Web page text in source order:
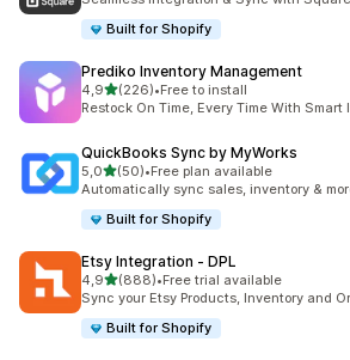
Built for Shopify
Prediko Inventory Management
4,95 yıldız üzerinden
(226)
toplam 226 değerlendirme
•Free to install
Restock On Time, Every Time With
QuickBooks Sync by MyWorks
5,05 yıldız üzerinden
(50)
toplam 50 değerlendirme
•Free plan available
Automatically sync sales, inventory &
Built for Shopify
Etsy Integration ‑ DPL
4,95 yıldız üzerinden
(888)
toplam 888 değerlendirme
•Free trial available
Sync your Etsy Products, Inventory and
Built for Shopify